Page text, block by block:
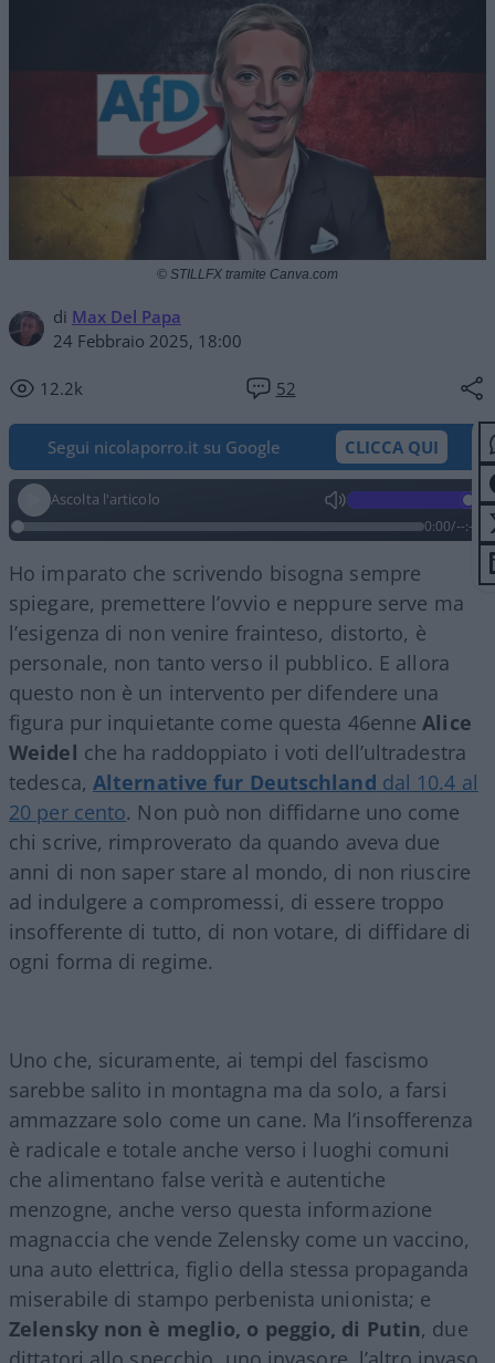
di Max Del Papa
24 Febbraio 2025, 18:00
12.2k 52
© STILLFX tramite Canva.com
Segui nicolaporro.it su Google CLICCA QUI
Ascolta l'articolo
0:00/--:--
Ho imparato che scrivendo bisogna sempre
spiegare, premettere l’ovvio e neppure serve ma
l’esigenza di non venire frainteso, distorto, è
personale, non tanto verso il pubblico. E allora
questo non è un intervento per difendere una
figura pur inquietante come questa 46enneAlice
Weidel che ha raddoppiato i voti dell’ultradestra
tedesca, Alternative fur Deutschland dal 10.4 al
20 per cento. Non può non diffidarne uno come
chi scrive, rimproverato da quando aveva due
anni di non saper stare al mondo, di non riuscire
ad indulgere a compromessi, di essere troppo
insofferente di tutto, di non votare, di diffidare di
ogni forma di regime.
Uno che, sicuramente, ai tempi del fascismo
sarebbe salito in montagna ma da solo, a farsi
ammazzare solo come un cane. Ma l’insofferenza
è radicale e totale anche verso i luoghi comuni
che alimentano false verità e autentiche
menzogne, anche verso questa informazione
magnaccia che vende Zelensky come un vaccino,
una auto elettrica, figlio della stessa propaganda
miserabile di stampo perbenista unionista; e
Zelensky non è meglio, o peggio, di Putin, due